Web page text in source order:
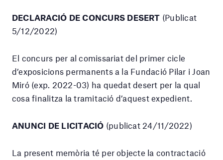
DECLARACIÓ DE CONCURS DESERT (Publicat
5/12/2022)
El concurs per al comissariat del primer cicle
d’exposicions permanents a la Fundació Pilar i Joan
Miró (exp. 2022-03) ha quedat desert per la qual
cosa finalitza la tramitació d’aquest expedient.
ANUNCI DE LICITACIÓ (publicat 24/11/2022)
La present memòria té per objecte la contractació